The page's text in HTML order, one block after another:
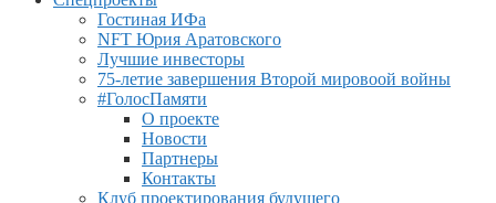
Гостиная ИФа
NFT Юрия Аратовского
Лучшие инвесторы
75-летие завершения Второй мировоой войны
#ГолосПамяти
О проекте
Новости
Партнеры
Контакты
Клуб проектирования будущего